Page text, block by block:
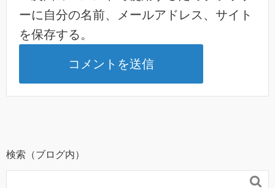
ーに自分の名前、メールアドレス、サイト
を保存する。
検索（ブログ内）
